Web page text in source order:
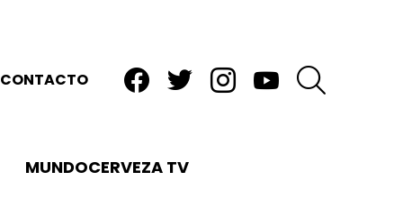
CONTACTO
MUNDOCERVEZA TV